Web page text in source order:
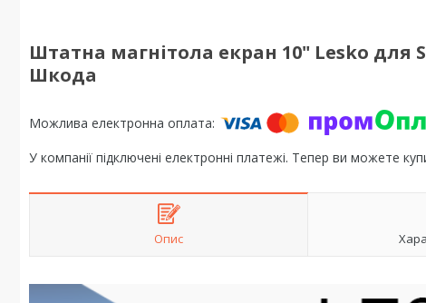
Штатна магнітола екран 10" Lesko для
Шкода
У компанії підключені електронні платежі. Тепер ви можете
Опис